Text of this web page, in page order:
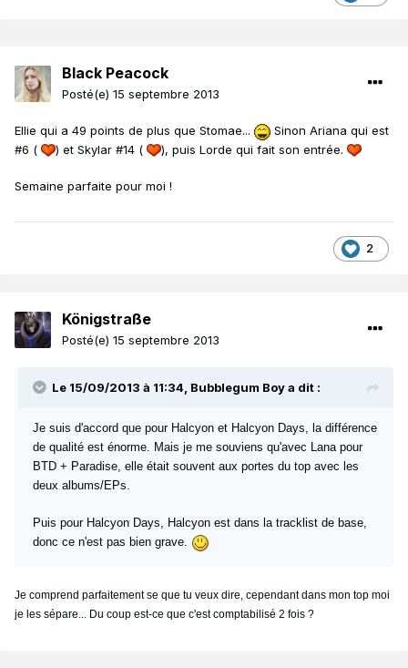
Black Peacock
Posté(e) 15 septembre 2013
Ellie qui a 49 points de plus que Stomae...
Sinon Ariana qui est
#6 (
) et Skylar #14 ( ), puis Lorde qui fait son entrée.
Semaine parfaite pour moi !
2
Königstraße
Posté(e) 15 septembre 2013
Le 15/09/2013 à 11:34, Bubblegum Boy a dit :
Je suis d'accord que pour Halcyon et Halcyon Days, la différence
de qualité est énorme. Mais je me souviens qu'avec Lana pour
BTD + Paradise, elle était souvent aux portes du top avec les
deux albums/EPs.
Puis pour Halcyon Days, Halcyon est dans la tracklist de base,
donc ce n'est pas bien grave.
Je comprend parfaitement se que tu veux dire, cependant dans mon top moi
je les sépare... Du coup est-ce que c'est comptabilisé 2 fois ?